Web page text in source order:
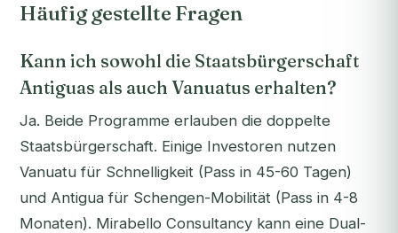
Häufig gestellte Fragen
Kann ich sowohl die Staatsbürgerschaft
Antiguas als auch Vanuatus erhalten?
Ja. Beide Programme erlauben die doppelte
Staatsbürgerschaft. Einige Investoren nutzen
Vanuatu für Schnelligkeit (Pass in 45-60 Tagen)
und Antigua für Schengen-Mobilität (Pass in 4-8
Monaten). Mirabello Consultancy kann eine Dual-